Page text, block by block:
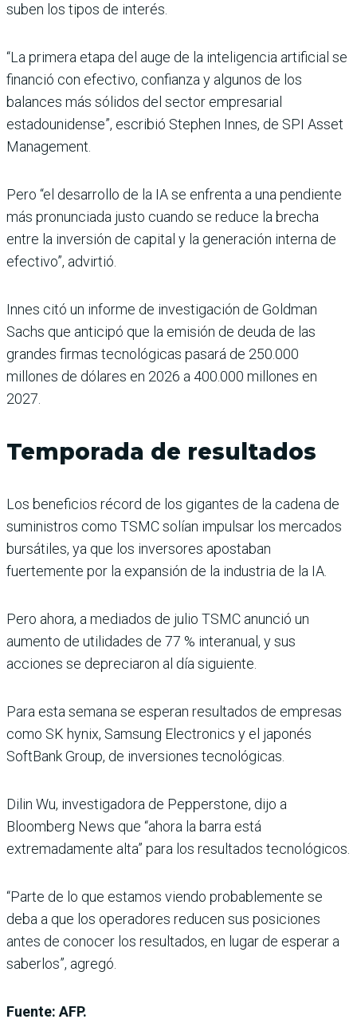
suben los tipos de interés.
“La primera etapa del auge de la inteligencia artificial se
financió con efectivo, confianza y algunos de los
balances más sólidos del sector empresarial
estadounidense”, escribió Stephen Innes, de SPI Asset
Management.
Pero “el desarrollo de la IA se enfrenta a una pendiente
más pronunciada justo cuando se reduce la brecha
entre la inversión de capital y la generación interna de
efectivo”, advirtió.
Innes citó un informe de investigación de Goldman
Sachs que anticipó que la emisión de deuda de las
grandes firmas tecnológicas pasará de 250.000
millones de dólares en 2026 a 400.000 millones en
2027.
Temporada de resultados
Los beneficios récord de los gigantes de la cadena de
suministros como TSMC solían impulsar los mercados
bursátiles, ya que los inversores apostaban
fuertemente por la expansión de la industria de la IA.
Pero ahora, a mediados de julio TSMC anunció un
aumento de utilidades de 77 % interanual, y sus
acciones se depreciaron al día siguiente.
Para esta semana se esperan resultados de empresas
como SK hynix, Samsung Electronics y el japonés
SoftBank Group, de inversiones tecnológicas.
Dilin Wu, investigadora de Pepperstone, dijo a
Bloomberg News que “ahora la barra está
extremadamente alta” para los resultados tecnológicos.
“Parte de lo que estamos viendo probablemente se
deba a que los operadores reducen sus posiciones
antes de conocer los resultados, en lugar de esperar a
saberlos”, agregó.
Fuente: AFP.